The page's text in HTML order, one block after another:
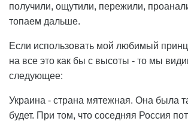
получили, ощутили, пережили,
топаем дальше.
Если использовать мой любимый
на все это как бы с высоты - то мы
следующее:
Украина - страна мятежная. Она была
будет. При том, что соседняя Россия